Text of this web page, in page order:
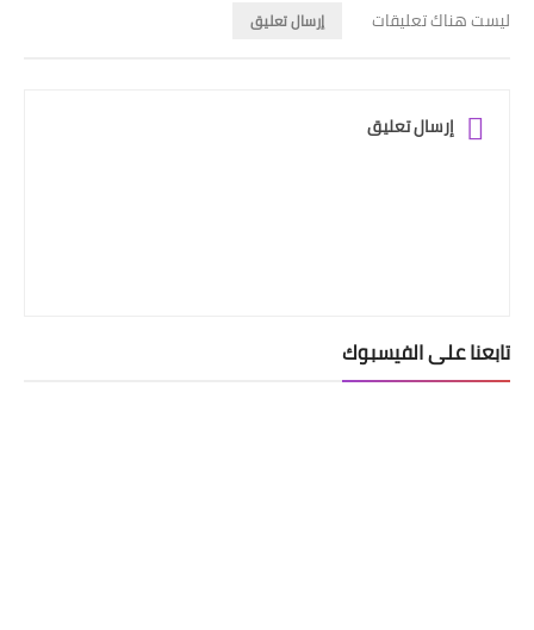
ليست هناك تعليقات إرسال تعليق
إرسال تعليق
تابعنا على الفيسبوك